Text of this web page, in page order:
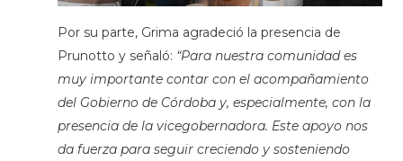
Por su parte, Grima agradeció la presencia de
Prunotto y señaló: “Para nuestra comunidad es
muy importante contar con el acompañamiento
del Gobierno de Córdoba y, especialmente, con la
presencia de la vicegobernadora. Este apoyo nos
da fuerza para seguir creciendo y sosteniendo